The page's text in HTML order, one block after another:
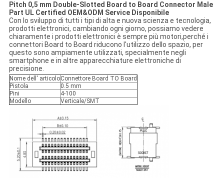
Pitch 0,5 mm Double-Slotted Board to Board Connector Male
Part UL Certified OEM&ODM Service Disponibile
Con lo sviluppo di tutti i tipi di alta e nuova scienza e tecnologia,
prodotti elettronici, cambiando ogni giorno, possiamo vedere
chiaramente i prodotti elettronici è sempre più motori,perché i
connettori Board to Board riducono l'utilizzo dello spazio, per
questo sono ampiamente utilizzati, specialmente negli
smartphone e in altre apparecchiature elettroniche di
precisione.
Nome dell' articoloConnettore Board TO Board
Pistola
0.5 mm
Pini
4-100
Modello
Verticale/SMT